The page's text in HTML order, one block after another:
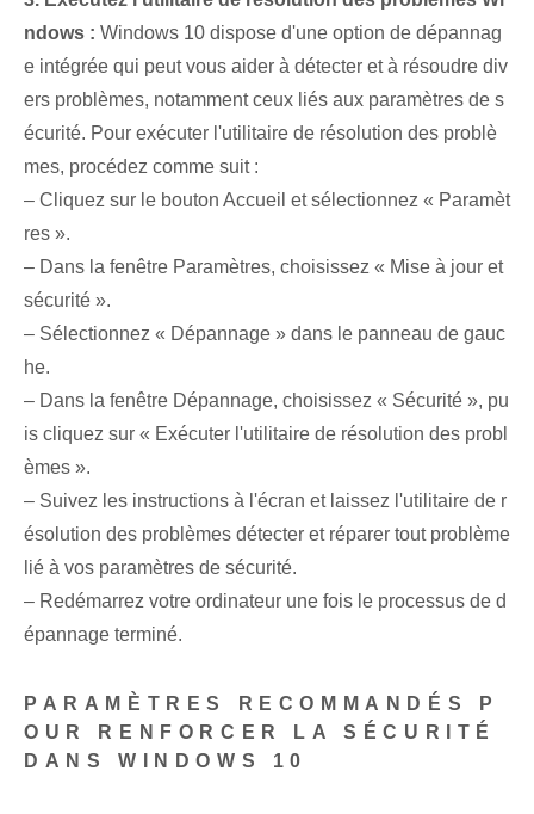
ndows : Windows 10 dispose d'une option de dépannag
e intégrée qui peut vous aider à détecter et à résoudre div
ers problèmes, notamment ceux liés aux paramètres de s
écurité. Pour exécuter l'utilitaire de résolution des problè
mes, procédez comme suit :
– Cliquez sur le bouton Accueil et sélectionnez « Paramèt
res ».
– Dans la fenêtre Paramètres, choisissez « Mise à jour et
sécurité ».
– Sélectionnez « Dépannage » dans le panneau de gauc
he.
– Dans la fenêtre Dépannage, choisissez « Sécurité », pu
is cliquez sur⁤ « Exécuter l'utilitaire de résolution des probl
èmes ».
– Suivez les instructions à l'écran et laissez l'utilitaire de r
ésolution des problèmes détecter et réparer tout problème
lié à vos paramètres de sécurité.
– Redémarrez votre ordinateur une fois le processus de d
épannage terminé.
PARAMÈTRES RECOMMANDÉS P
OUR RENFORCER LA SÉCURITÉ
DANS WINDOWS 10